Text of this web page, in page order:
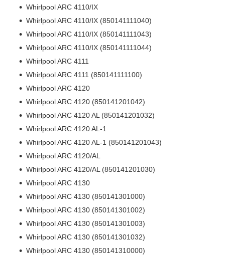
Whirlpool ARC 4110/IX
Whirlpool ARC 4110/IX (850141111040)
Whirlpool ARC 4110/IX (850141111043)
Whirlpool ARC 4110/IX (850141111044)
Whirlpool ARC 4111
Whirlpool ARC 4111 (850141111100)
Whirlpool ARC 4120
Whirlpool ARC 4120 (850141201042)
Whirlpool ARC 4120 AL (850141201032)
Whirlpool ARC 4120 AL-1
Whirlpool ARC 4120 AL-1 (850141201043)
Whirlpool ARC 4120/AL
Whirlpool ARC 4120/AL (850141201030)
Whirlpool ARC 4130
Whirlpool ARC 4130 (850141301000)
Whirlpool ARC 4130 (850141301002)
Whirlpool ARC 4130 (850141301003)
Whirlpool ARC 4130 (850141301032)
Whirlpool ARC 4130 (850141310000)